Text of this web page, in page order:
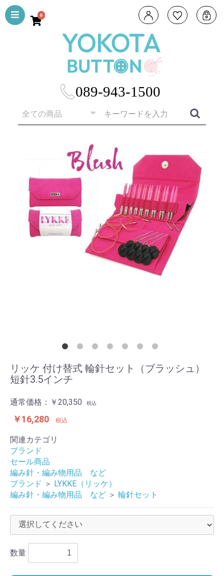
089-943-1500
0
リッケ 付け替式 輪針セット（ブラッシュ）
短針3.5インチ
通常価格： ￥20,350 税込
￥16,280 税込
関連カテゴリ
ブランド
セール商品
編み針・編み物用品 など
ブランド ＞ LYKKE（リッケ）
編み針・編み物用品 など ＞ 輪針セット
数量